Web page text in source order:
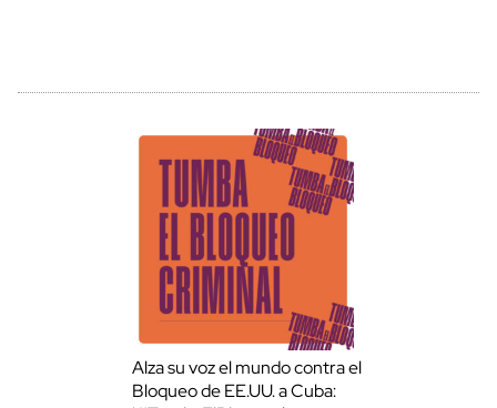
Alza su voz el mundo contra el
Bloqueo de EE.UU. a Cuba: